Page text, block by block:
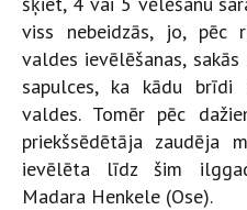
viss nebeidzās, jo, pēc
valdes ievēlēšanas,
sapulces, ka kādu brīdi
valdes. Tomēr pēc
priekšsēdētāja zaudēja
ievēlēta līdz šim
Madara Henkele (Ose).